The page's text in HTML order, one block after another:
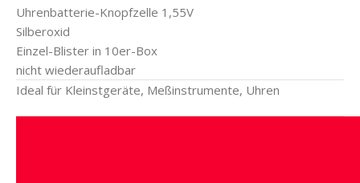
Uhrenbatterie-Knopfzelle 1,55V
Silberoxid
Einzel-Blister in 10er-Box
nicht wiederaufladbar
Ideal für Kleinstgeräte, Meßinstrumente, Uhren